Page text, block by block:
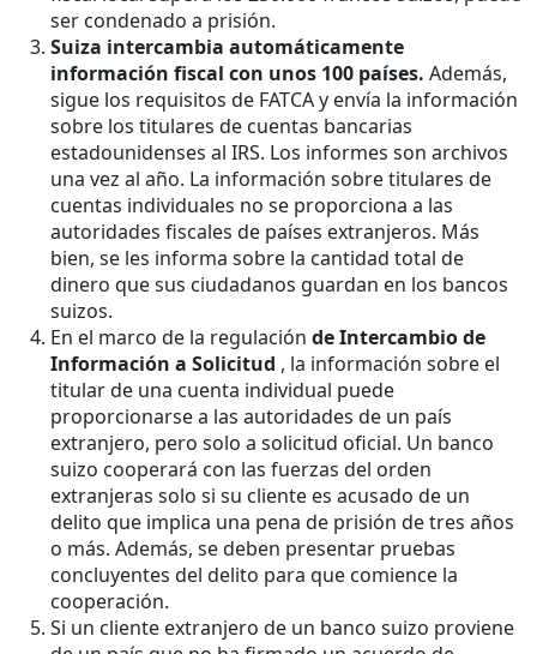
ser condenado a prisión.
Suiza intercambia automáticamente
información fiscal con unos 100 países. Además,
sigue los requisitos de FATCA y envía la información
sobre los titulares de cuentas bancarias
estadounidenses al IRS. Los informes son archivos
una vez al año. La información sobre titulares de
cuentas individuales no se proporciona a las
autoridades fiscales de países extranjeros. Más
bien, se les informa sobre la cantidad total de
dinero que sus ciudadanos guardan en los bancos
suizos.
En el marco de la regulación de Intercambio de
Información a Solicitud , la información sobre el
titular de una cuenta individual puede
proporcionarse a las autoridades de un país
extranjero, pero solo a solicitud oficial. Un banco
suizo cooperará con las fuerzas del orden
extranjeras solo si su cliente es acusado de un
delito que implica una pena de prisión de tres años
o más. Además, se deben presentar pruebas
concluyentes del delito para que comience la
cooperación.
Si un cliente extranjero de un banco suizo proviene